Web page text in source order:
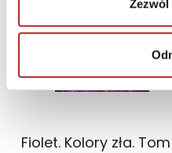
Zezwól
Fiolet. Kolory zła.